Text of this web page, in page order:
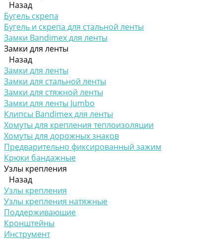
Назад
Бугель скрепа
Бугель и скрепа для стальной ленты
Замки Bandimex для ленты
Замки для ленты
Назад
Замки для ленты
Замки для стальной ленты
Замки для стяжной ленты
Замки для ленты Jumbo
Клипсы Bandimex для ленты
Хомуты для крепления теплоизоляции
Хомуты для дорожных знаков
Предварительно фиксированный зажим
Крюки бандажные
Узлы крепления
Назад
Узлы крепления
Узлы крепления натяжные
Поддерживающие
Кронштейны
Инструмент